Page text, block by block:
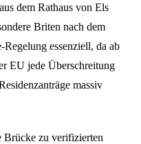
dem Rathaus von Els
Briten nach dem
essenziell, da ab
EU jede Überschreitung
massiv
Brücke zu verifizierten